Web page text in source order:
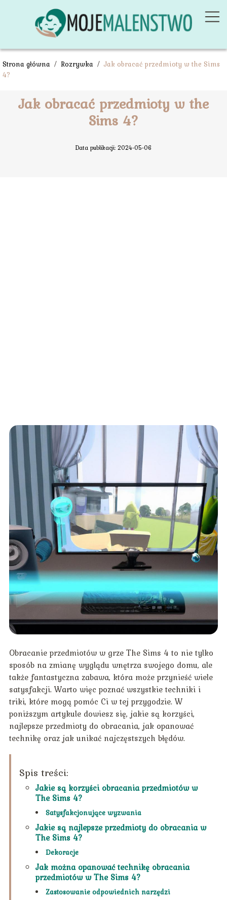
Strona główna / Rozrywka / Jak obracać przedmioty w the Sims
4?
Jak obracać przedmioty w the
Sims 4?
Data publikacji: 2024-05-06
Obracanie przedmiotów w grze The Sims 4 to nie tylko
sposób na zmianę wyglądu wnętrza swojego domu, ale
także fantastyczna zabawa, która może przynieść wiele
satysfakcji. Warto więc poznać wszystkie techniki i
triki, które mogą pomóc Ci w tej przygodzie. W
poniższym artykule dowiesz się, jakie są korzyści,
najlepsze przedmioty do obracania, jak opanować
technikę oraz jak unikać najczęstszych błędów.
Spis treści:
Jakie są korzyści obracania przedmiotów w
The Sims 4?
Satysfakcjonujące wyzwania
Jakie są najlepsze przedmioty do obracania w
The Sims 4?
Dekoracje
Jak można opanować technikę obracania
przedmiotów w The Sims 4?
Zastosowanie odpowiednich narzędzi